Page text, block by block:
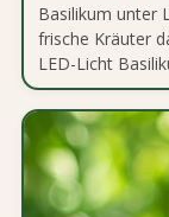
Basilikum unter
frische Kräuter
LED-Licht